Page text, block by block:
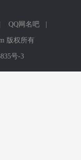
QQ网名吧
|
版权所有
号-3